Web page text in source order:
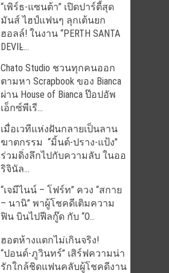
“เพิร์ธ-แซนต้า” เปิดปาร์ตี้สุด
มันส์ ไฮป์แฟนๆ ลุกเต้นยก
ฮอลล์! ในงาน “PERTH SANTA
DEVIL̵...
Chato Studio ชวนทุกคนออก
ตามหา Scrapbook ของ Bianca
ผ่าน House of Bianca ป๊อปอัพ
เอ็กซ์พีเรี...
เมื่อเวทีแห่งฝันกลายเป็นลาน
ฆาตกรรม “มิ้นต์-ปราง-แป้ง”
ร่วมดิ่งลึกไปกับความลับ ในออ
ริจินัล...
“เจมีไนน์ – โฟร์ท” ควง “สกาย
– นานิ” พาผู้โชคดีเติมความ
ฟิน บินไปฟีลกู๊ด กับ “O...
ฮอตห้างแตกไม่เกินจริง!
“ปอนด์-ภูวินทร์” เสิร์ฟความน่า
รักใกล้ชิดแฟนคลับผู้โชคดีงาน